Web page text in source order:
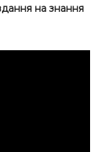
на знання